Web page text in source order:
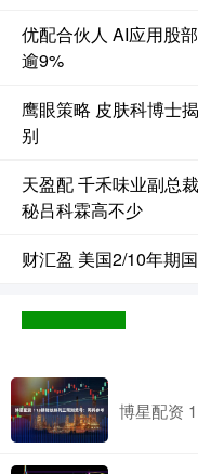
优配合伙人 AI应用股
逾9%
鹰眼策略 皮肤科博士
别
天盈配 千禾味业副总
秘吕科霖高不少
财汇盈 美国2/10年期
博星配资